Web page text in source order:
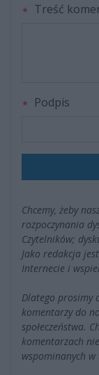
Treść
Podpis
Chcemy, żeby
rozpoczynania
Czytelników;
Jako redakcja
Internecie i
Dlatego prosimy
komentarzy do
społeczeństwa.
komentarzach
wspominanych w